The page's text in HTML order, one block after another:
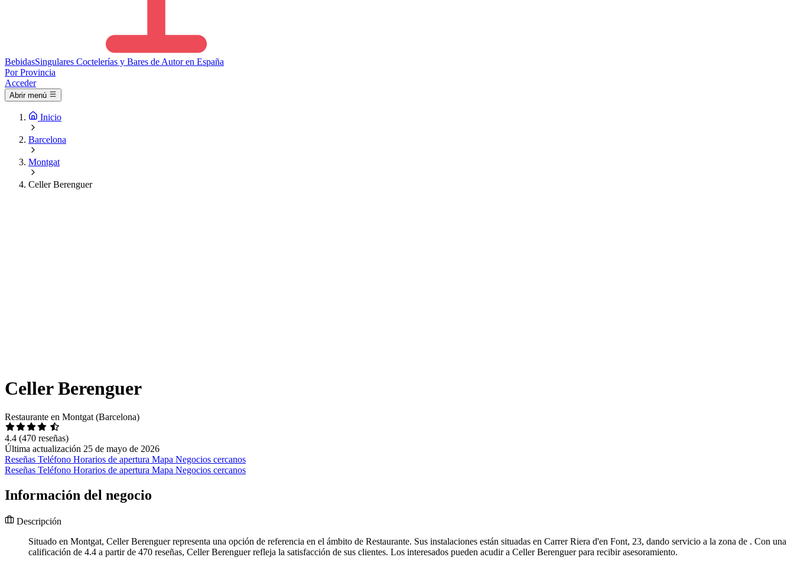
BebidasSingulares Coctelerías y Bares de Autor en España
Por Provincia
Acceder
Abrir menú
Inicio
Barcelona
Montgat
Celler Berenguer
Celler Berenguer
Restaurante en Montgat (Barcelona)
4.4 (470 reseñas)
Última actualización 25 de mayo de 2026
Reseñas Teléfono Horarios de apertura Mapa Negocios cercanos
Reseñas Teléfono Horarios de apertura Mapa Negocios cercanos
Información del negocio
Descripción
Situado en Montgat, Celler Berenguer representa una opción de referencia en el ámbito de Restaurante. Sus instalaciones están situadas en Carrer Riera d'en Font, 23, dando servicio a la zona de . Con una
calificación de 4.4 a partir de 470 reseñas, Celler Berenguer refleja la satisfacción de sus clientes. Los interesados pueden acudir a Celler Berenguer para recibir asesoramiento.